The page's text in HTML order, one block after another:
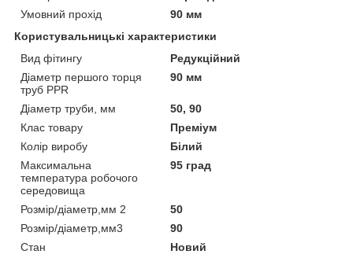
Умовний прохід
90 мм
Користувальницькі характеристики
Вид фітингу
Редукційний
Діаметр першого торця
труб PPR
90 мм
Діаметр труби, мм
50, 90
Клас товару
Преміум
Колір виробу
Білий
Максимальна
температура робочого
середовища
95 град
Розмір/діаметр,мм 2
50
Розмір/діаметр,мм3
90
Стан
Новий